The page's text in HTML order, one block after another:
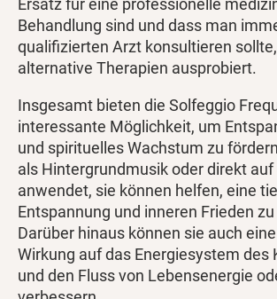
Ersatz für eine professionelle
Behandlung sind und dass man
qualifizierten Arzt konsultieren
alternative Therapien ausprobiert.
Insgesamt bieten die Solfeggio
interessante Möglichkeit, um
und spirituelles Wachstum zu
als Hintergrundmusik oder direkt auf
anwendet, sie können helfen, eine
Entspannung und inneren Frieden
Darüber hinaus können sie auch
Wirkung auf das Energiesystem des
und den Fluss von Lebensenergie